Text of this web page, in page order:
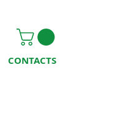
CONTACTS